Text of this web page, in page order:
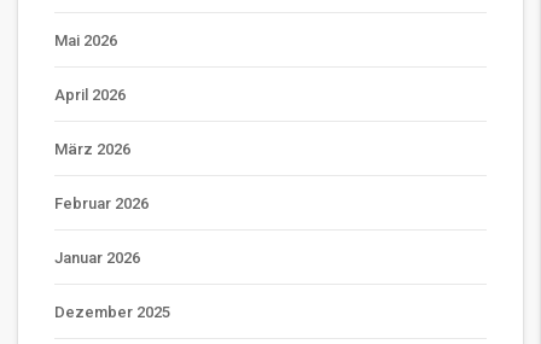
Mai 2026
April 2026
März 2026
Februar 2026
Januar 2026
Dezember 2025